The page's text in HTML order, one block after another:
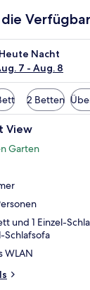
Heute Nacht
7 - Aug. 8
2 Betten
Ein
View
Garten
und 1 Einzel-
Schlafsofa
WLAN